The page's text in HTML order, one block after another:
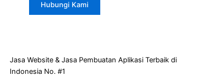
Hubungi Kami
Jasa Website & Jasa Pembuatan Aplikasi Terbaik di
Indonesia No. #1